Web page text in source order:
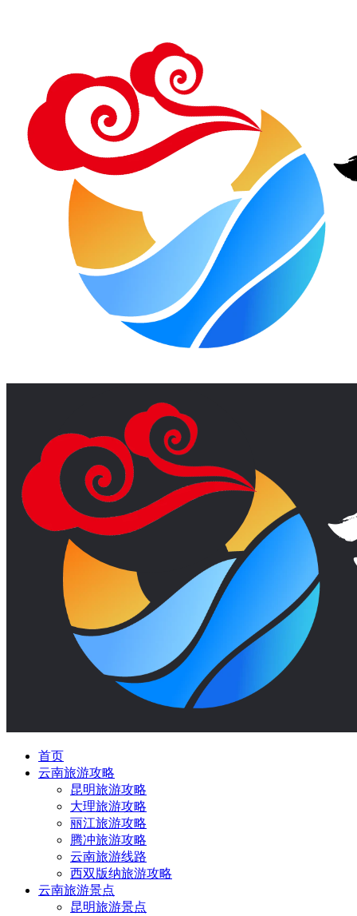
首页
云南旅游攻略
昆明旅游攻略
大理旅游攻略
丽江旅游攻略
腾冲旅游攻略
云南旅游线路
西双版纳旅游攻略
云南旅游景点
昆明旅游景点